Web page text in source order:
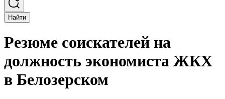
Найти
Резюме соискателей на
должность экономиста ЖКХ
в Белозерском